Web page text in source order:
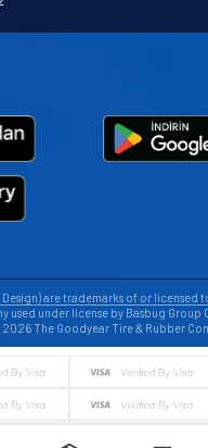
are trademarks of or licensed
used under license by Basbug Group
The Goodyear Tire & Rubber